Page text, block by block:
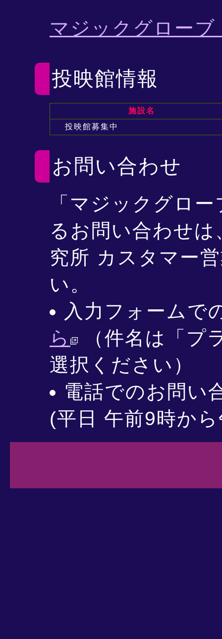
マジックグロー
投映館情報
施設名
投映館募集中
お問い合わせ
「マジックグロ
るお問い合わせ
究所 カスタマー
い。
入力フォームで
ら
（件名は「プ
選択ください）
電話でのお問い
(平日 午前9時か